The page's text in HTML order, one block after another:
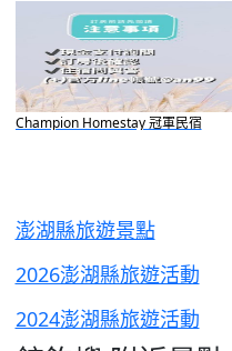
Champion Homestay 冠軍民宿
澎湖縣旅遊景點
2026澎湖縣旅遊活動
2024澎湖縣旅遊活動